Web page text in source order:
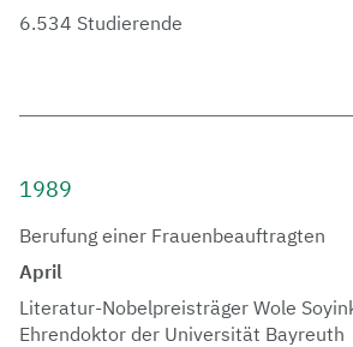
6.534 Studierende
1989
Berufung einer Frauenbeauftragten
April
Literatur-Nobelpreisträger Wole
Ehrendoktor der Universität Bayreuth